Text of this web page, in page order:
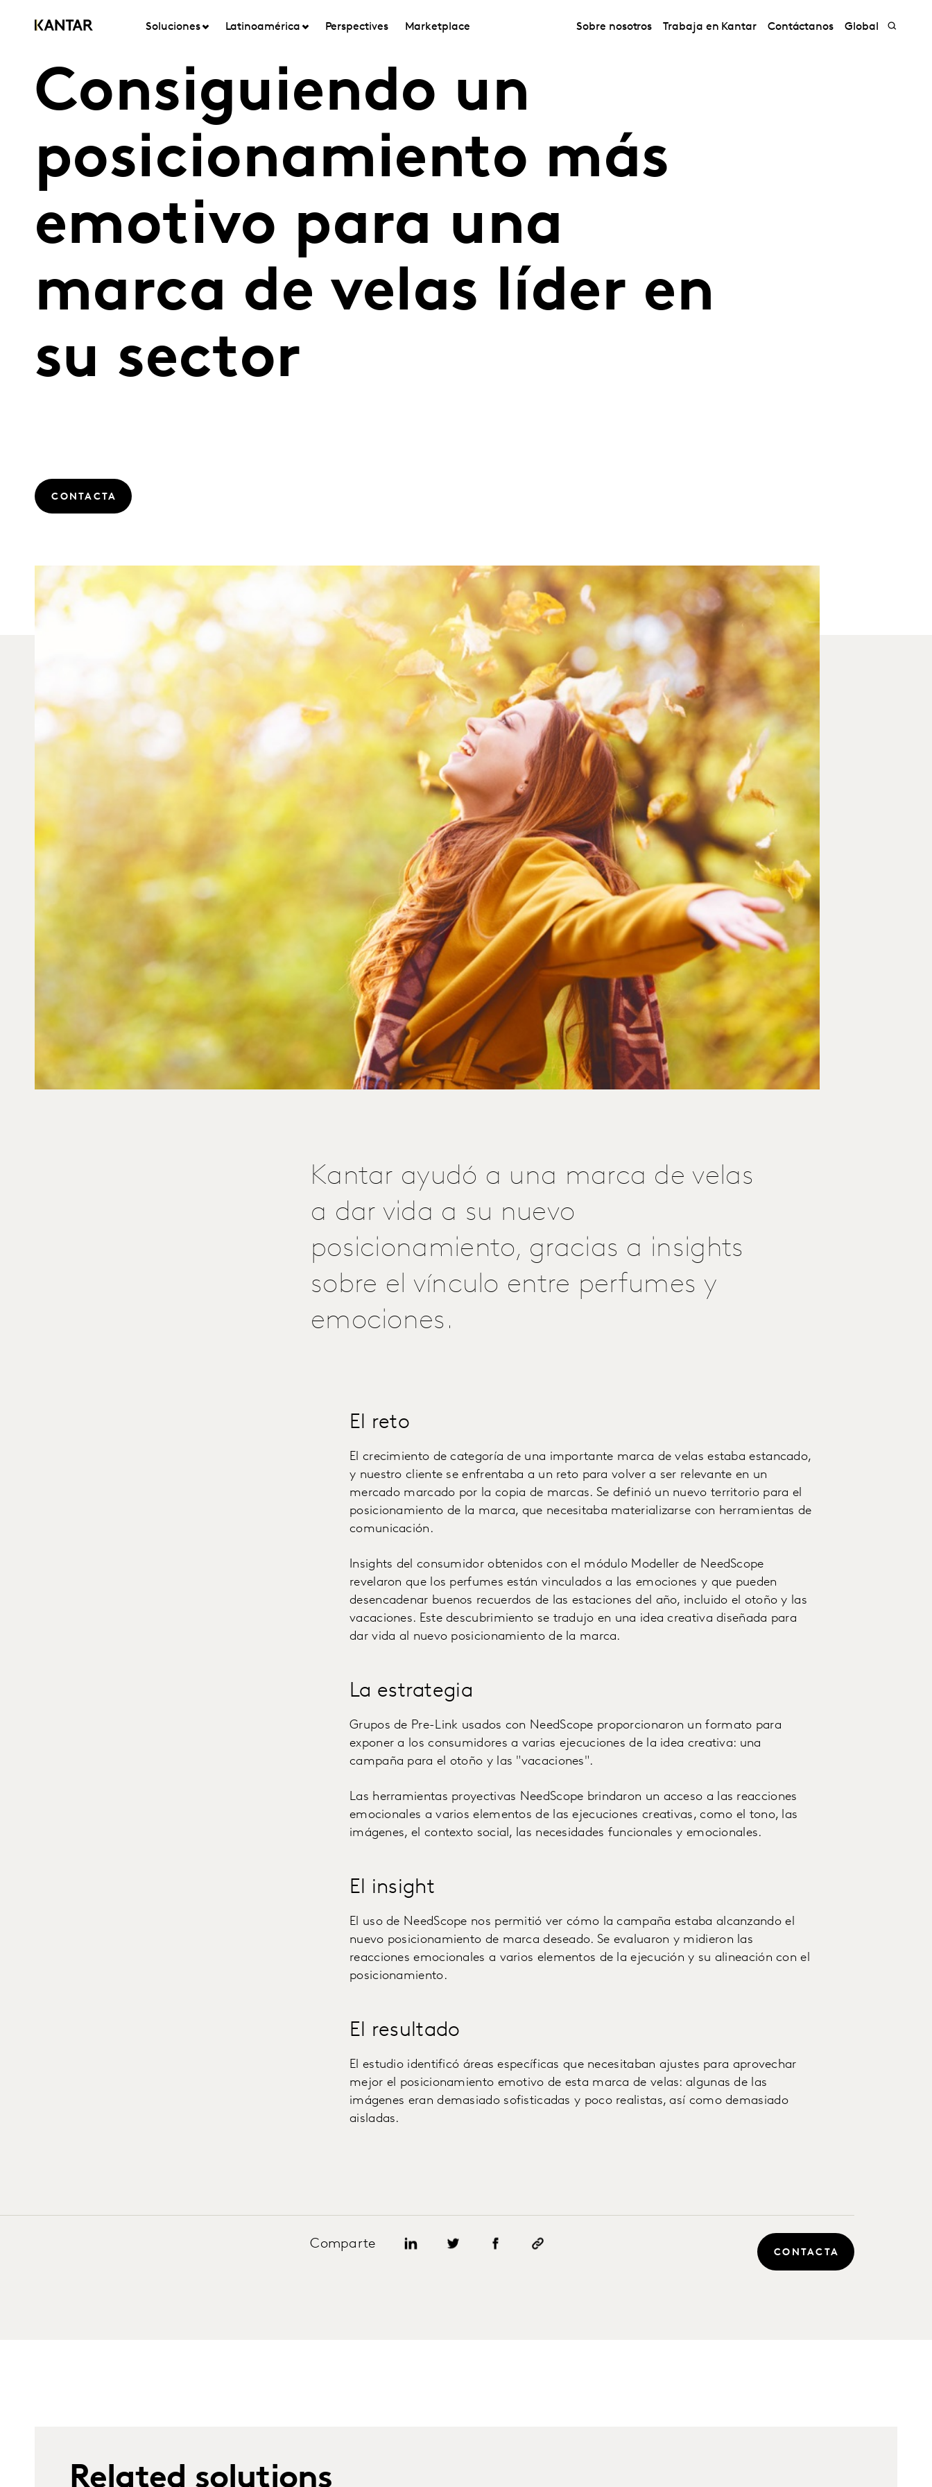
Soluciones Latinoamérica Perspectives Marketplace Sobre nosotros Trabaja en Kantar Contáctanos Global
Consiguiendo un
posicionamiento más
emotivo para una
marca de velas líder en
su sector
CONTACTA
Kantar ayudó a una marca de velas
a dar vida a su nuevo
posicionamiento, gracias a insights
sobre el vínculo entre perfumes y
emociones.
El reto
El crecimiento de categoría de una importante marca de velas estaba estancado,
y nuestro cliente se enfrentaba a un reto para volver a ser relevante en un
mercado marcado por la copia de marcas. Se definió un nuevo territorio para el
posicionamiento de la marca, que necesitaba materializarse con herramientas de
comunicación.
Insights del consumidor obtenidos con el módulo Modeller de NeedScope
revelaron que los perfumes están vinculados a las emociones y que pueden
desencadenar buenos recuerdos de las estaciones del año, incluido el otoño y las
vacaciones. Este descubrimiento se tradujo en una idea creativa diseñada para
dar vida al nuevo posicionamiento de la marca.
La estrategia
Grupos de Pre-Link usados con NeedScope proporcionaron un formato para
exponer a los consumidores a varias ejecuciones de la idea creativa: una
campaña para el otoño y las "vacaciones".
Las herramientas proyectivas NeedScope brindaron un acceso a las reacciones
emocionales a varios elementos de las ejecuciones creativas, como el tono, las
imágenes, el contexto social, las necesidades funcionales y emocionales.
El insight
El uso de NeedScope nos permitió ver cómo la campaña estaba alcanzando el
nuevo posicionamiento de marca deseado. Se evaluaron y midieron las
reacciones emocionales a varios elementos de la ejecución y su alineación con el
posicionamiento.
El resultado
El estudio identificó áreas específicas que necesitaban ajustes para aprovechar
mejor el posicionamiento emotivo de esta marca de velas: algunas de las
imágenes eran demasiado sofisticadas y poco realistas, así como demasiado
aisladas.
Comparte
CONTACTA
Related solutions